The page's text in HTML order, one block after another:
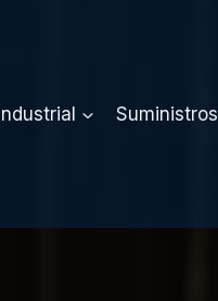
Suministros